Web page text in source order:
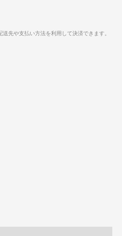
先や支払い方法を利用して決済できます。